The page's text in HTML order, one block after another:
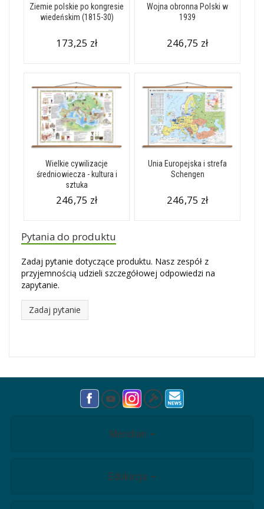
Ziemie polskie po kongresie
wiedeńskim (1815-30)
173,25 zł
Wojna obronna Polski w
1939
246,75 zł
Wielkie cywilizacje
średniowiecza - kultura i
sztuka
246,75 zł
Unia Europejska i strefa
Schengen
246,75 zł
Pytania do produktu
Zadaj pytanie dotyczące produktu. Nasz zespół z
przyjemnością udzieli szczegółowej odpowiedzi na
zapytanie.
Zadaj pytanie
Meridian
Edukacja